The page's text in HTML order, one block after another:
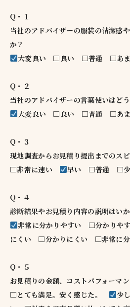
Q・１
当社のアドバイザーの服装の清潔感
か？
大変良い □良い □普通 □あま
Q・２
当社のアドバイザーの言葉使いはど
大変良い □良い □普通 □あま
Q・３
現地調査からお見積り提出までのス
□非常に速い
早い □普通 □少
Q・４
診断結果やお見積り内容の説明はい
非常に分かりやすい □分かり
にくい □分かりにくい □非常に分
Q・５
お見積りの金額、コストパフォーマ
□とても満足。安く感じた。
少